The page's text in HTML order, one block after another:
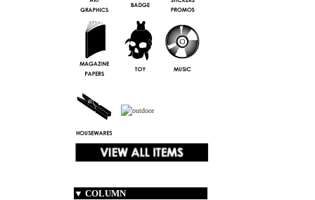
▼ COLUMN